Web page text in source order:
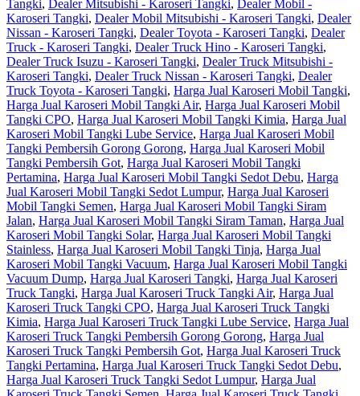
Tangki, Dealer Mitsubishi - Karoseri Tangki, Dealer Mobil -
Karoseri Tangki, Dealer Mobil Mitsubishi - Karoseri Tangki, Dealer
Nissan - Karoseri Tangki, Dealer Toyota - Karoseri Tangki, Dealer
Truck - Karoseri Tangki, Dealer Truck Hino - Karoseri Tangki,
Dealer Truck Isuzu - Karoseri Tangki, Dealer Truck Mitsubishi -
Karoseri Tangki, Dealer Truck Nissan - Karoseri Tangki, Dealer
Truck Toyota - Karoseri Tangki, Harga Jual Karoseri Mobil Tangki,
Harga Jual Karoseri Mobil Tangki Air, Harga Jual Karoseri Mobil
Tangki CPO, Harga Jual Karoseri Mobil Tangki Kimia, Harga Jual
Karoseri Mobil Tangki Lube Service, Harga Jual Karoseri Mobil
Tangki Pembersih Gorong Gorong, Harga Jual Karoseri Mobil
Tangki Pembersih Got, Harga Jual Karoseri Mobil Tangki
Pertamina, Harga Jual Karoseri Mobil Tangki Sedot Debu, Harga
Jual Karoseri Mobil Tangki Sedot Lumpur, Harga Jual Karoseri
Mobil Tangki Semen, Harga Jual Karoseri Mobil Tangki Siram
Jalan, Harga Jual Karoseri Mobil Tangki Siram Taman, Harga Jual
Karoseri Mobil Tangki Solar, Harga Jual Karoseri Mobil Tangki
Stainless, Harga Jual Karoseri Mobil Tangki Tinja, Harga Jual
Karoseri Mobil Tangki Vacuum, Harga Jual Karoseri Mobil Tangki
Vacuum Dump, Harga Jual Karoseri Tangki, Harga Jual Karoseri
Truck Tangki, Harga Jual Karoseri Truck Tangki Air, Harga Jual
Karoseri Truck Tangki CPO, Harga Jual Karoseri Truck Tangki
Kimia, Harga Jual Karoseri Truck Tangki Lube Service, Harga Jual
Karoseri Truck Tangki Pembersih Gorong Gorong, Harga Jual
Karoseri Truck Tangki Pembersih Got, Harga Jual Karoseri Truck
Tangki Pertamina, Harga Jual Karoseri Truck Tangki Sedot Debu,
Harga Jual Karoseri Truck Tangki Sedot Lumpur, Harga Jual